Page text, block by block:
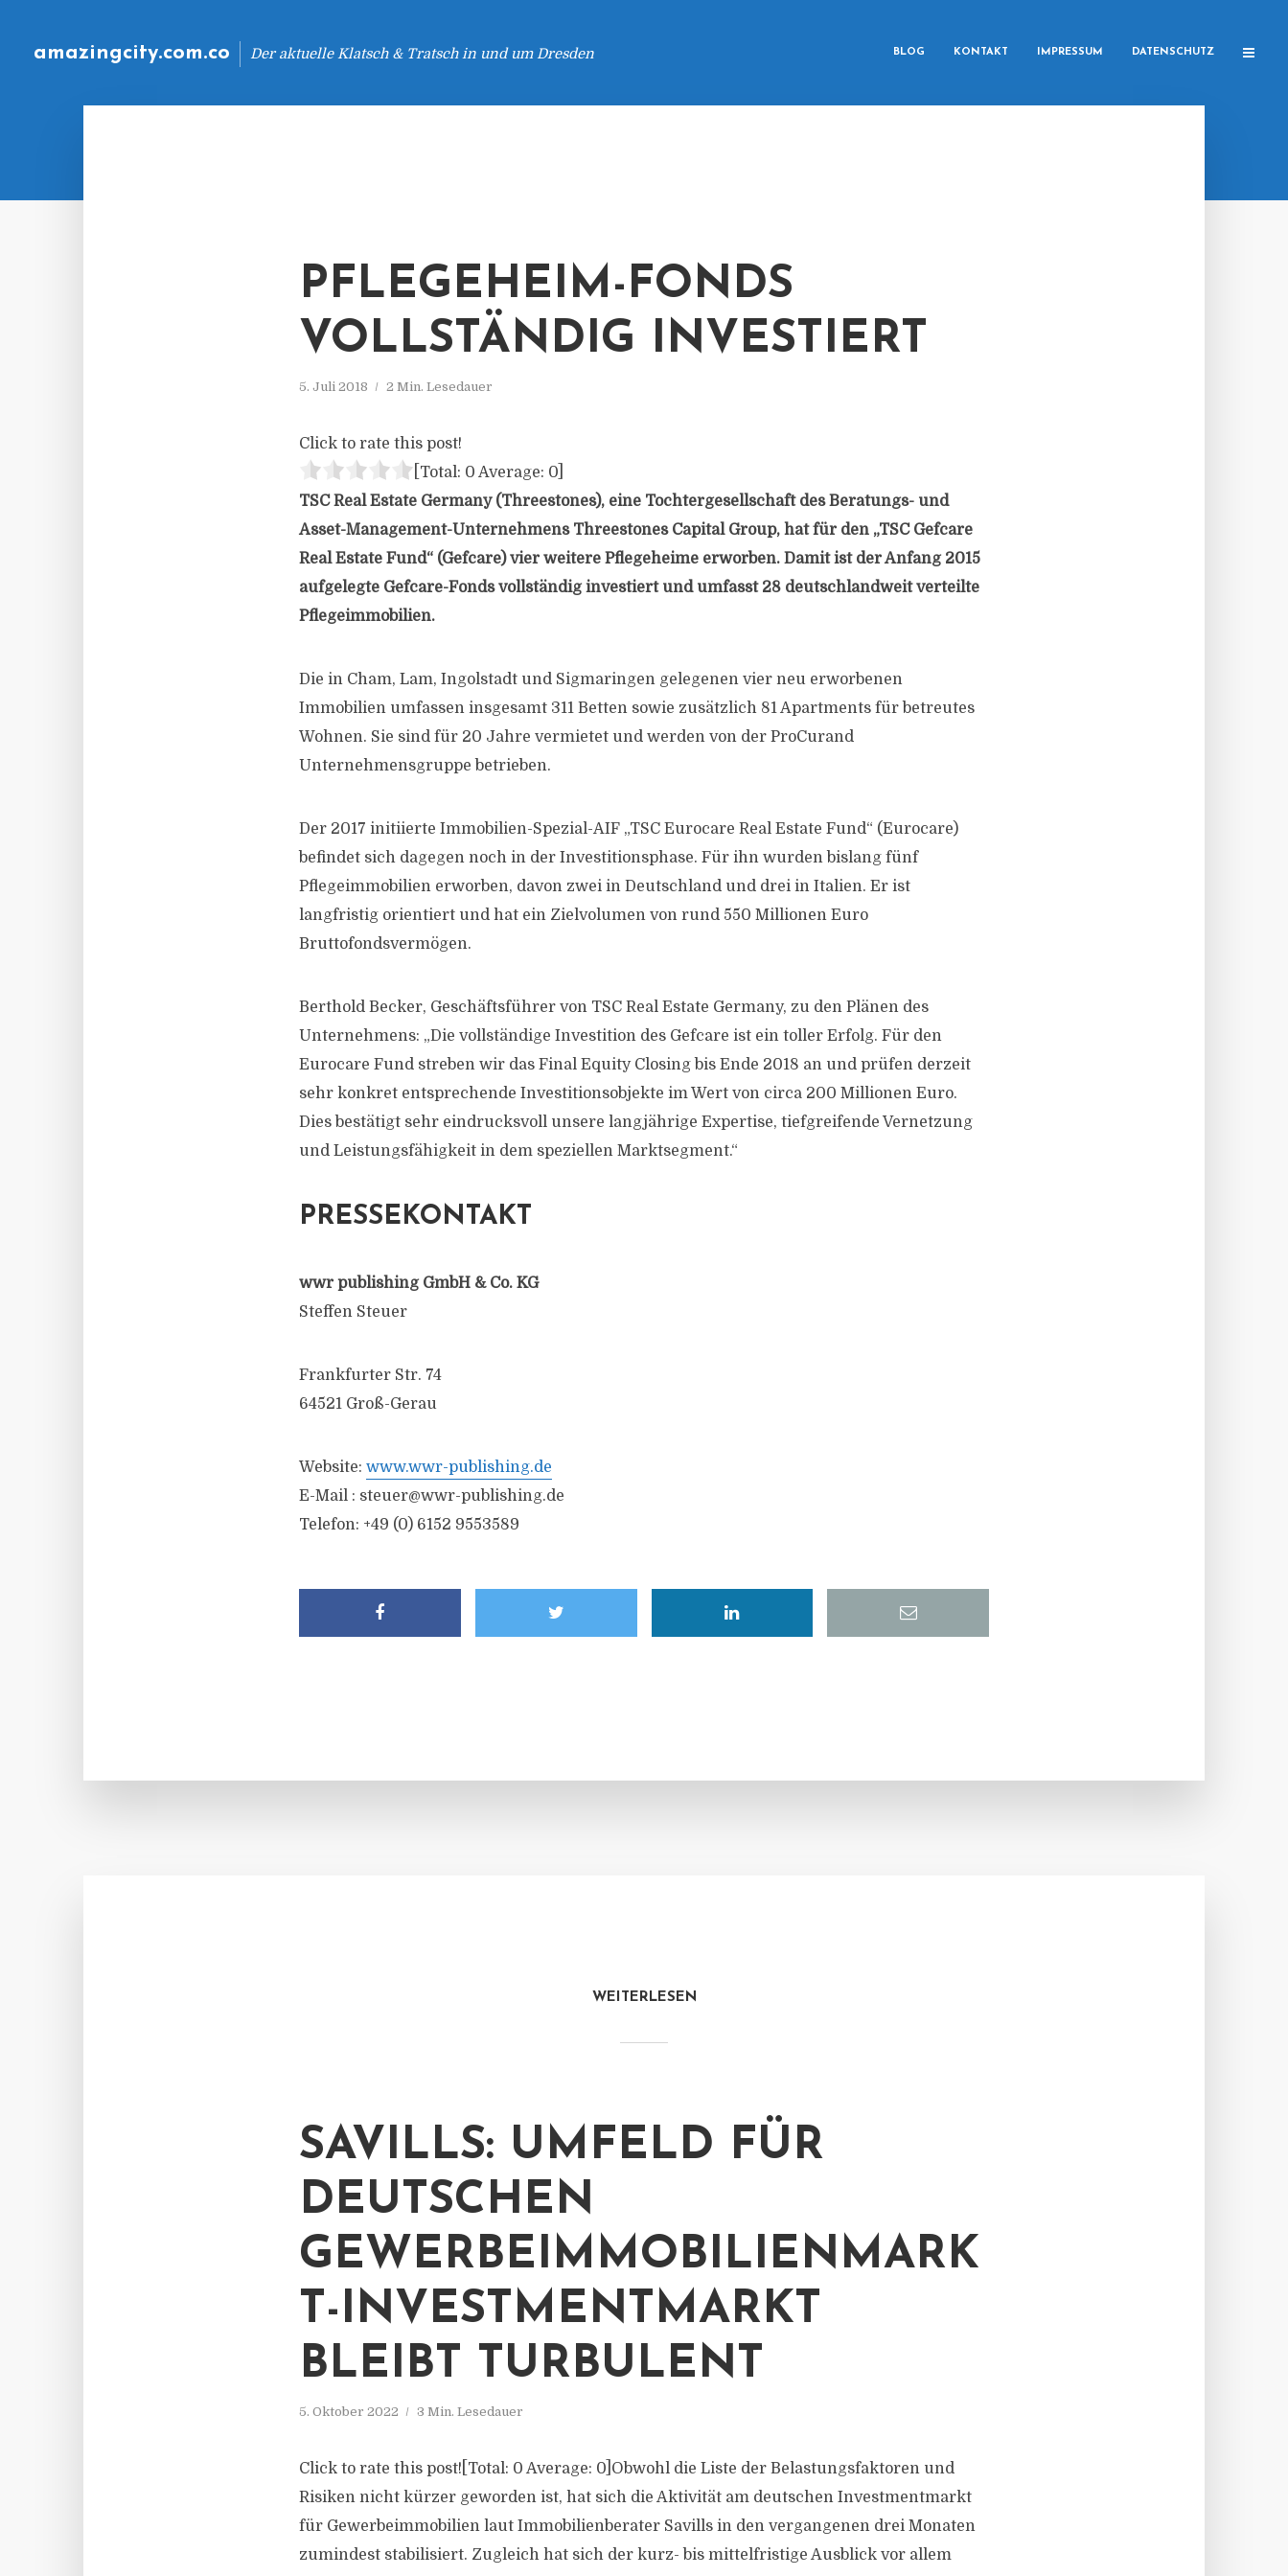
amazingcity.com.co Der aktuelle Klatsch & Tratsch in und um Dresden BLOG KONTAKT IMPRESSUM DATENSCHUTZ
PFLEGEHEIM-FONDS
VOLLSTÄNDIG INVESTIERT
5. Juli 2018 2 Min. Lesedauer
Click to rate this post!
[Total: 0 Average: 0
TSC Real Estate Germany (Threestones), eine Tochtergesellschaft des Beratungs- und
Asset-Management-Unternehmens Threestones Capital Group, hat für den „TSC Gefcare
Real Estate Fund“ (Gefcare) vier weitere Pflegeheime erworben. Damit ist der Anfang 2015
aufgelegte Gefcare-Fonds vollständig investiert und umfasst 28 deutschlandweit verteilte
Pflegeimmobilien.
Die in Cham, Lam, Ingolstadt und Sigmaringen gelegenen vier neu erworbenen
Immobilien umfassen insgesamt 311 Betten sowie zusätzlich 81 Apartments für betreutes
Wohnen. Sie sind für 20 Jahre vermietet und werden von der ProCurand
Unternehmensgruppe betrieben.
Der 2017 initiierte Immobilien-Spezial-AIF „TSC Eurocare Real Estate Fund“ (Eurocare)
befindet sich dagegen noch in der Investitionsphase. Für ihn wurden bislang fünf
Pflegeimmobilien erworben, davon zwei in Deutschland und drei in Italien. Er ist
langfristig orientiert und hat ein Zielvolumen von rund 550 Millionen Euro
Bruttofondsvermögen.
Berthold Becker, Geschäftsführer von TSC Real Estate Germany, zu den Plänen des
Unternehmens: „Die vollständige Investition des Gefcare ist ein toller Erfolg. Für den
Eurocare Fund streben wir das Final Equity Closing bis Ende 2018 an und prüfen derzeit
sehr konkret entsprechende Investitionsobjekte im Wert von circa 200 Millionen Euro.
Dies bestätigt sehr eindrucksvoll unsere langjährige Expertise, tiefgreifende Vernetzung
und Leistungsfähigkeit in dem speziellen Marktsegment.“
PRESSEKONTAKT
wwr publishing GmbH & Co. KG
Steffen Steuer
Frankfurter Str. 74
64521 Groß-Gerau
Website: www.wwr-publishing.de
E-Mail : steuer@wwr-publishing.de
Telefon: +49 (0) 6152 9553589
WEITERLESEN
SAVILLS: UMFELD FÜR
DEUTSCHEN
GEWERBEIMMOBILIENMARK
T-INVESTMENTMARKT
BLEIBT TURBULENT
5. Oktober 2022 3 Min. Lesedauer
Click to rate this post![Total: 0 Average: 0]Obwohl die Liste der Belastungsfaktoren und
Risiken nicht kürzer geworden ist, hat sich die Aktivität am deutschen Investmentmarkt
für Gewerbeimmobilien laut Immobilienberater Savills in den vergangenen drei Monaten
zumindest stabilisiert. Zugleich hat sich der kurz- bis mittelfristige Ausblick vor allem